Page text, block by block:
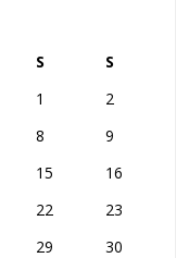
S
S
1
2
8
9
15
16
22
23
29
30